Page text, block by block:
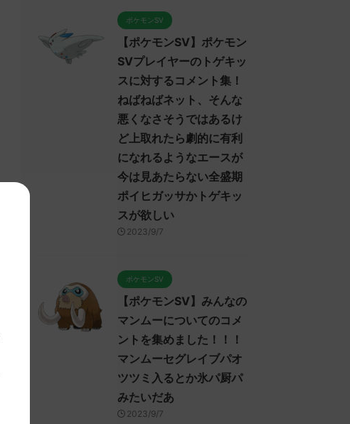
ポケモンSV
【ポケモンSV】ポケモン
SVプレイヤーのトゲキッ
スに対するコメント集！
ねばねばネット、そんな
悪くなさそうではあるけ
ど上取れたら劇的に有利
になれるようなエースが
今は見あたらない全盛期
ポイヒガッサかトゲキッ
スが欲しい
2023/9/7
ポケモンSV
【ポケモンSV】みんなの
マンムーについてのコメ
ントを集めました！！！
マンムーセグレイブパオ
ツツミ入るとか氷パ厨パ
みたいだあ
2023/9/7